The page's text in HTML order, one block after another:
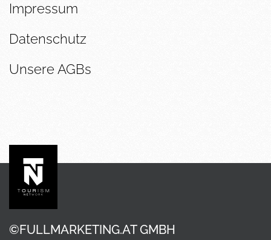
Impressum
Datenschutz
Unsere AGBs
©FULLMARKETING.AT GMBH